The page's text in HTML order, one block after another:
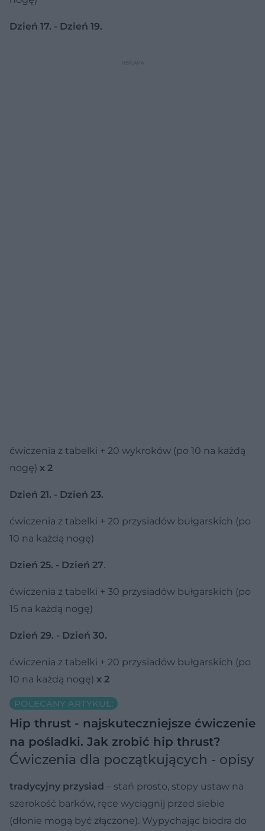
Dzień 17. - Dzień 19.
ćwiczenia z tabelki + 20 wykroków (po 10 na każdą
nogę) x 2
Dzień 21. - Dzień 23.
ćwiczenia z tabelki + 20 przysiadów bułgarskich (po
10 na każdą nogę)
Dzień 25. - Dzień 27.
ćwiczenia z tabelki + 30 przysiadów bułgarskich (po
15 na każdą nogę)
Dzień 29. - Dzień 30.
ćwiczenia z tabelki + 20 przysiadów bułgarskich (po
10 na każdą nogę) x 2
POLECANY ARTYKUŁ:
Hip thrust - najskuteczniejsze ćwiczenie
na pośladki. Jak zrobić hip thrust?
Ćwiczenia dla początkujących - opisy
tradycyjny przysiad – stań prosto, stopy ustaw na
szerokość barków, ręce wyciągnij przed siebie
(dłonie mogą być złączone). Wypychając biodra do